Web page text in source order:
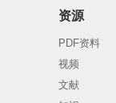
资源
PDF资料
视频
文献